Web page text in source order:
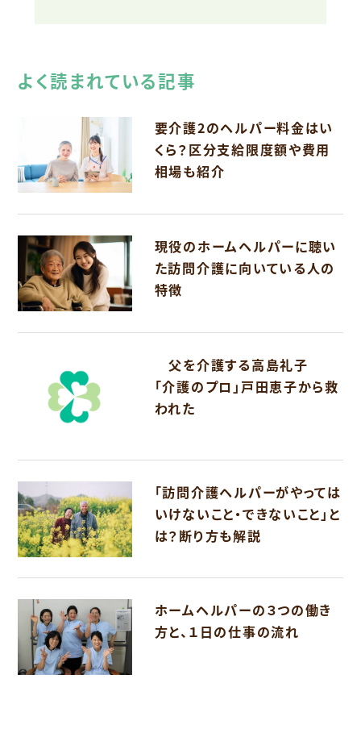
よく読まれている記事
要介護2のヘルパー料金はい
くら？区分支給限度額や費用
相場も紹介
現役のホームヘルパーに聴い
た訪問介護に向いている人の
特徴
父を介護する高島礼子
「介護のプロ」戸田恵子から救
われた
「訪問介護ヘルパーがやっては
いけないこと・できないこと」と
は？断り方も解説
ホームヘルパーの３つの働き
方と、１日の仕事の流れ